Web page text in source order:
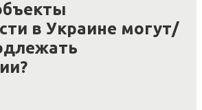
в Украине могут/